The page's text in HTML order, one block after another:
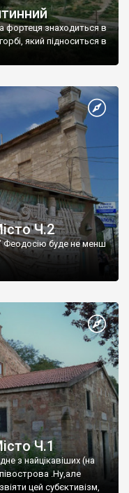
фортеця знаходиться в
який підноситься в
Ч.2
Феодосію буде не менш
Ч.1
з найцікавіших (на
.Ну,але
цей субєктивізм,